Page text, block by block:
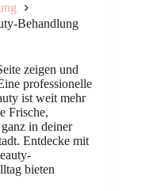
Behandlung
zeigen und
professionelle
ist weit mehr
Frische,
in deiner
Entdecke mit
bieten